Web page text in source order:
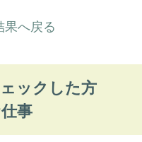
へ戻る
ックした方
事